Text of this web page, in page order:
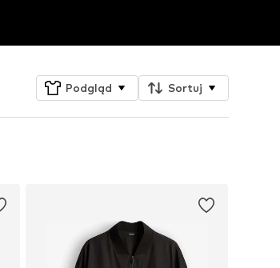
Podgląd Sortuj